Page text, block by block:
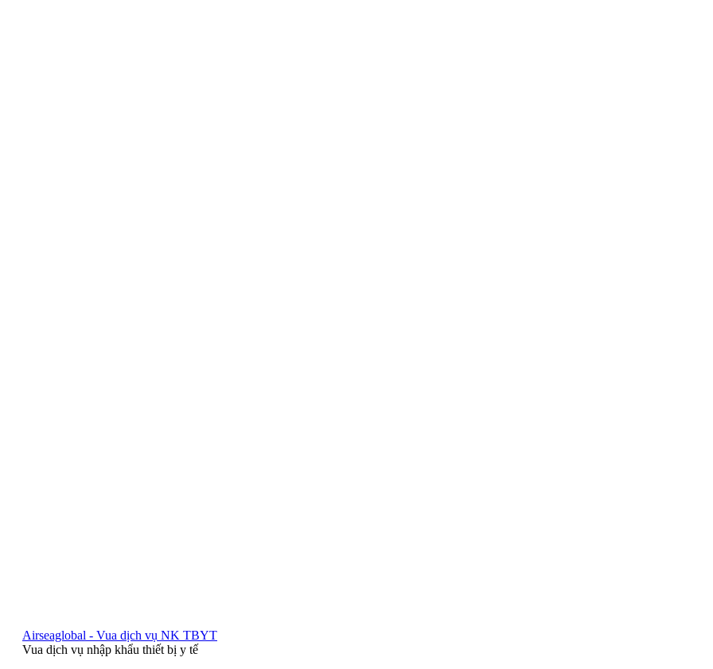
Airseaglobal - Vua dịch vụ NK TBYT
Vua dịch vụ nhập khẩu thiết bị y tế